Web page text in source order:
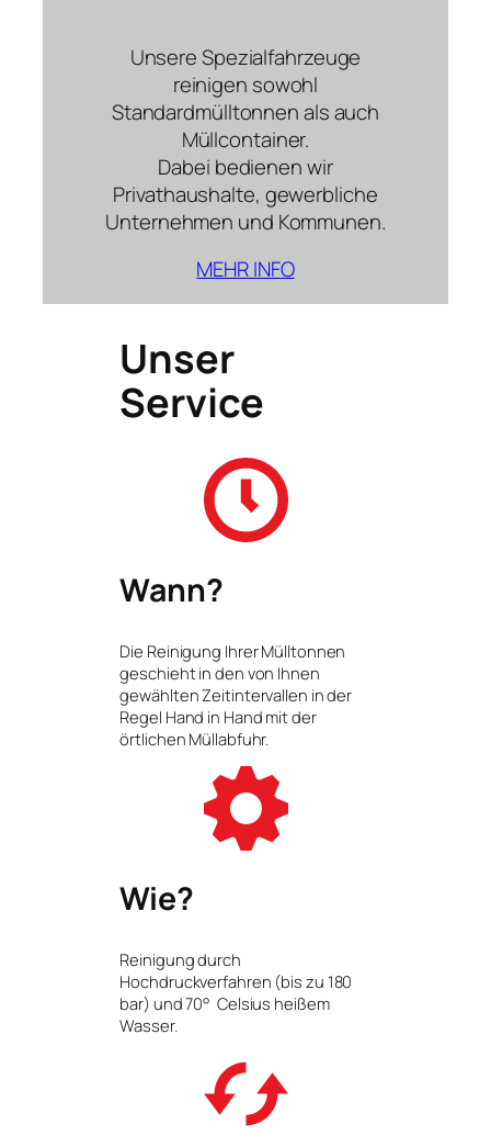
Unsere Spezialfahrzeuge
reinigen sowohl
Standardmülltonnen als auch
Müllcontainer.
Dabei bedienen wir
Privathaushalte, gewerbliche
Unternehmen und Kommunen.
MEHR INFO
Unser
Service
Wann?
Die Reinigung Ihrer Mülltonnen
geschieht in den von Ihnen
gewählten Zeitintervallen in der
Regel Hand in Hand mit der
örtlichen Müllabfuhr.
Wie?
Reinigung durch
Hochdruckverfahren (bis zu 180
bar) und 70° Celsius heißem
Wasser.